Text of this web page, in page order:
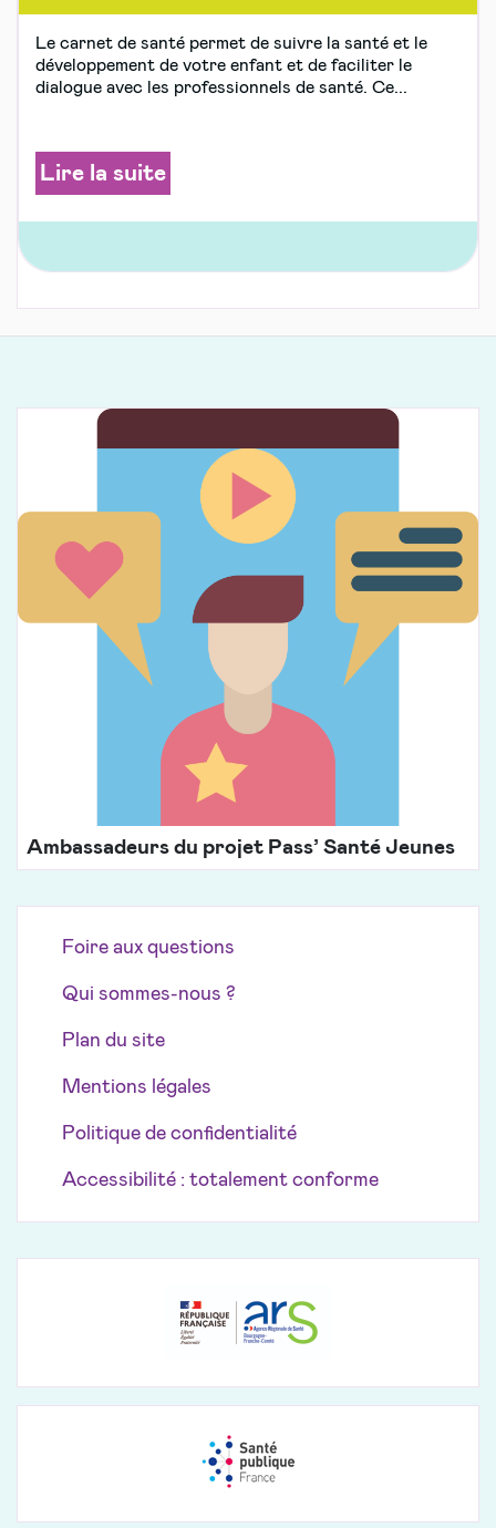
Le carnet de santé permet de suivre la santé et le
développement de votre enfant et de faciliter le
dialogue avec les professionnels de santé. Ce...
Lire la suite
Ambassadeurs du projet Pass’ Santé Jeunes
Foire aux questions
Qui sommes-nous ?
Plan du site
Mentions légales
Politique de confidentialité
Accessibilité : totalement conforme